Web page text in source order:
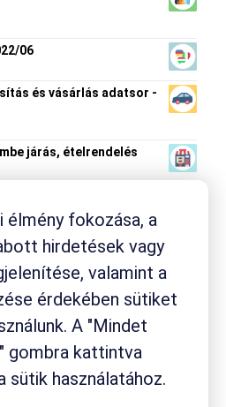
élmény fokozása, a
hirdetések vagy
valamint a
érdekében sütiket
A "Mindet
gombra kattintva
sütik használatához.
06
és vásárlás adatsor -
járás, ételrendelés
drogéria fejfájás Flexagil